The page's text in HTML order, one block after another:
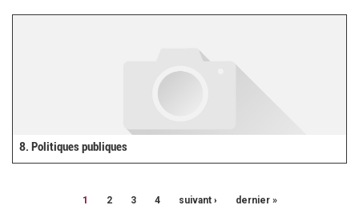
8. Politiques publiques
1 2 3 4 suivant › dernier »